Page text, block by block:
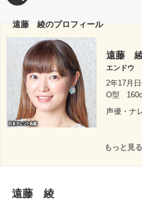
遠藤 綾のプロフィール
遠藤
エンドウ
2年17月
O型
声優・ナ
もっと見る
遠藤 綾